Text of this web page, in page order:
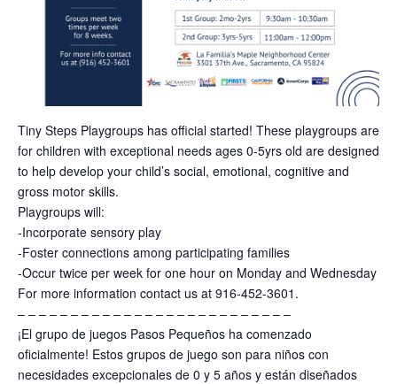
Tiny Steps Playgroups has official started! These playgroups are
for children with exceptional needs ages 0-5yrs old are designed
to help develop your child’s social, emotional, cognitive and
gross motor skills.
Playgroups will:
-Incorporate sensory play
-Foster connections among participating families
-Occur twice per week for one hour on Monday and Wednesday
For more information contact us at 916-452-3601.
– – – – – – – – – – – – – – – – – – – – – – – – – –
¡El grupo de juegos Pasos Pequeños ha comenzado
oficialmente! Estos grupos de juego son para niños con
necesidades excepcionales de 0 y 5 años y están diseñados